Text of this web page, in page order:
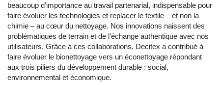
beaucoup d’importance au travail partenarial, indispensable pour
faire évoluer les technologies et replacer le textile – et non la
chimie – au cœur du nettoyage. Nos innovations naissent des
problématiques de terrain et de l’échange authentique avec nos
utilisateurs. Grâce à ces collaborations, Decitex a contribué à
faire évoluer le bionettoyage vers un éconettoyage répondant
aux trois piliers du développement durable : social,
environnemental et économique.